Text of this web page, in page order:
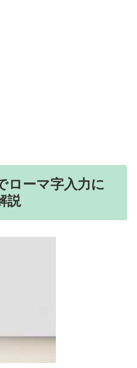
ローマ字入力に
説